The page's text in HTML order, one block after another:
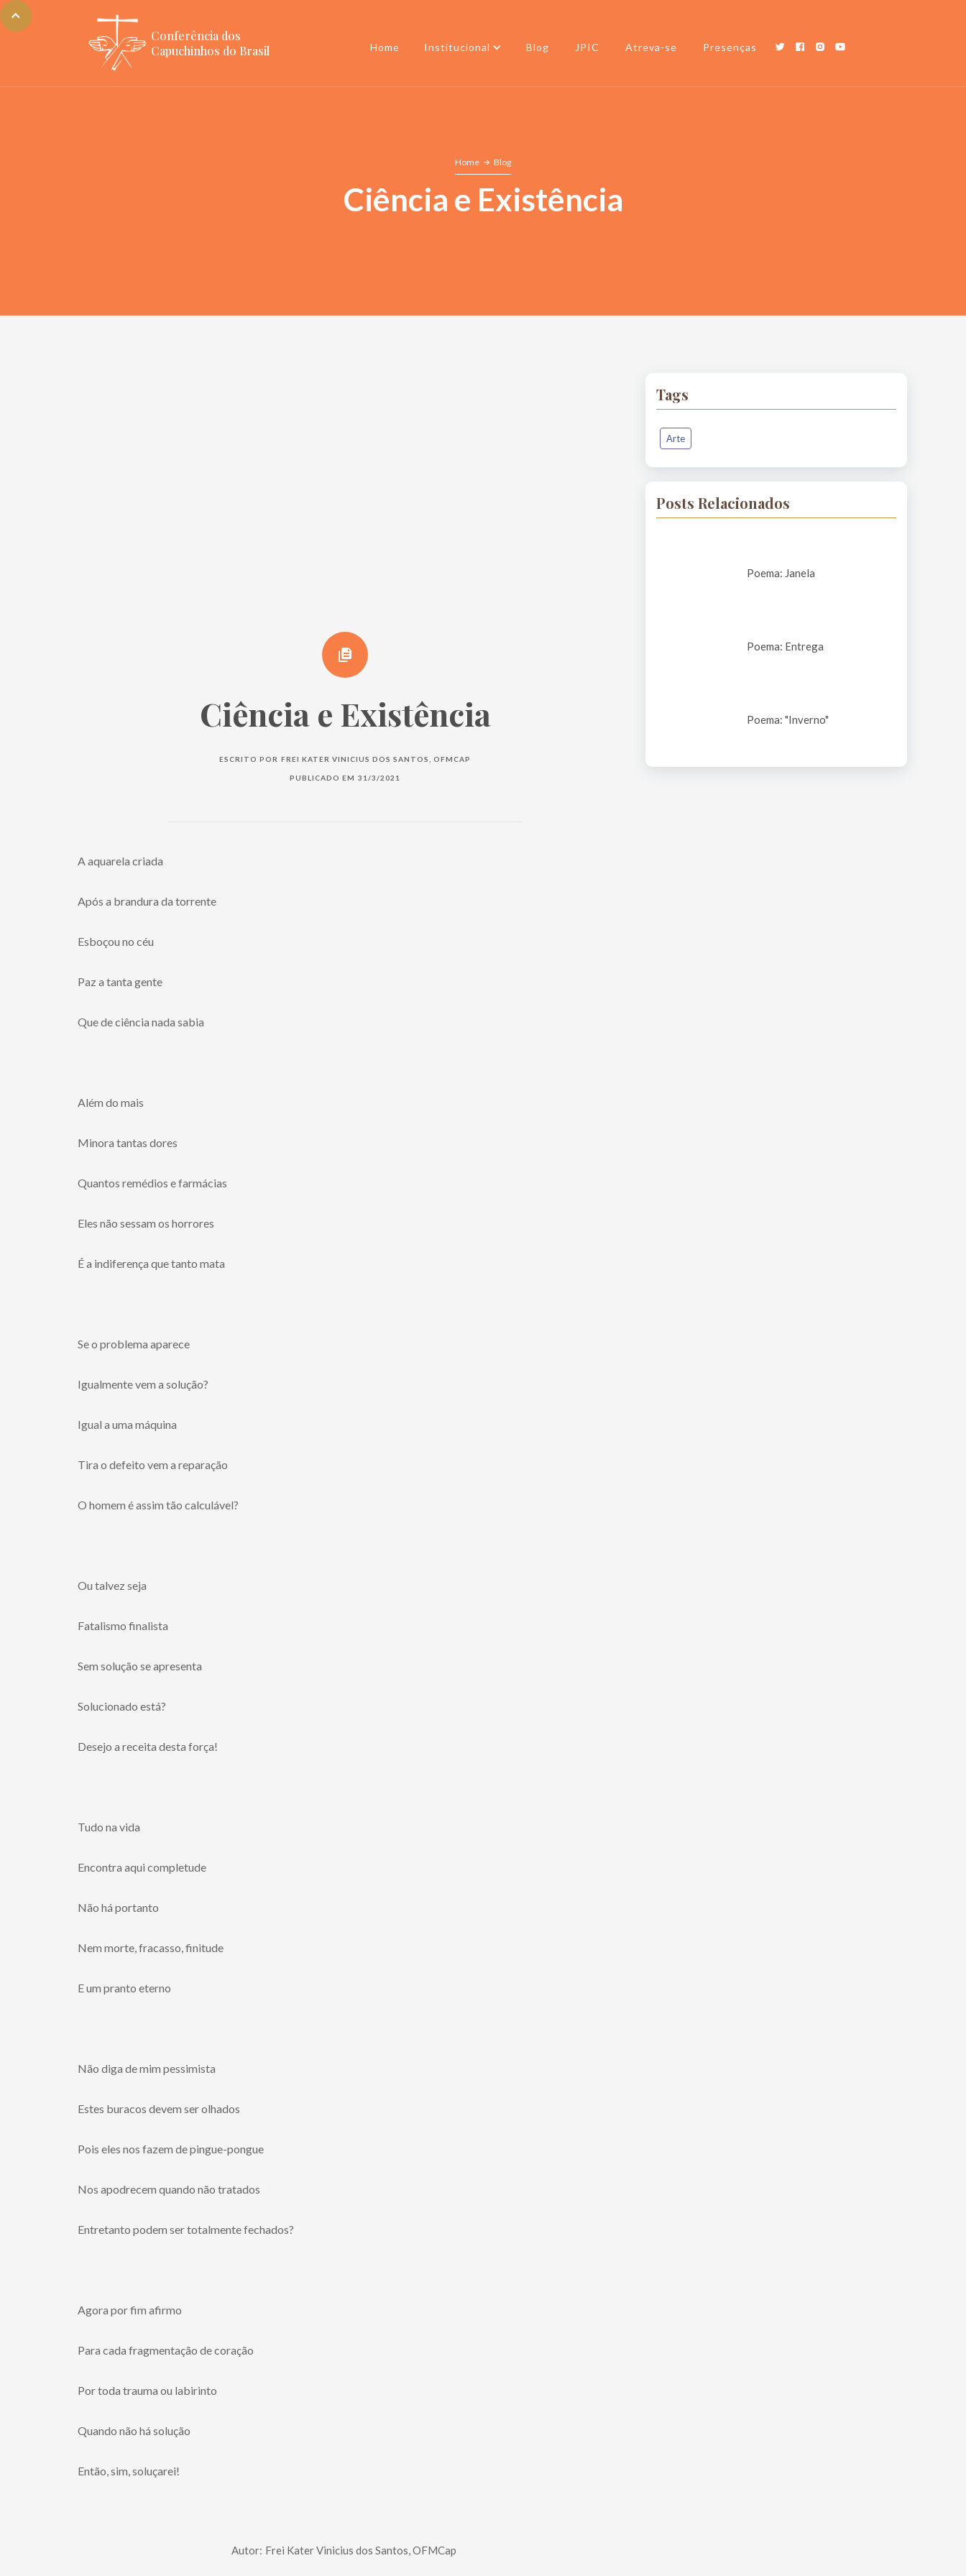
Conferência dos
Capuchinhos do Brasil
Home Institucional Blog JPIC Atreva-se Presenças
Home Blog
Ciência e Existência
Ciência e Existência
ESCRITO POR FREI KATER VINICIUS DOS SANTOS, OFMCAP
PUBLICADO EM 31/3/2021
A aquarela criada
Após a brandura da torrente
Esboçou no céu
Paz a tanta gente
Que de ciência nada sabia
Além do mais
Minora tantas dores
Quantos remédios e farmácias
Eles não sessam os horrores
É a indiferença que tanto mata
Se o problema aparece
Igualmente vem a solução?
Igual a uma máquina
Tira o defeito vem a reparação
O homem é assim tão calculável?
Ou talvez seja
Fatalismo finalista
Sem solução se apresenta
Solucionado está?
Desejo a receita desta força!
Tudo na vida
Encontra aqui completude
Não há portanto
Nem morte, fracasso, finitude
E um pranto eterno
Não diga de mim pessimista
Estes buracos devem ser olhados
Pois eles nos fazem de pingue-pongue
Nos apodrecem quando não tratados
Entretanto podem ser totalmente fechados?
Agora por fim afirmo
Para cada fragmentação de coração
Por toda trauma ou labirinto
Quando não há solução
Então, sim, soluçarei!
Autor: Frei Kater Vinicius dos Santos, OFMCap
Tags
Arte
Posts Relacionados
Poema: Janela
Poema: Entrega
Poema: "Inverno"